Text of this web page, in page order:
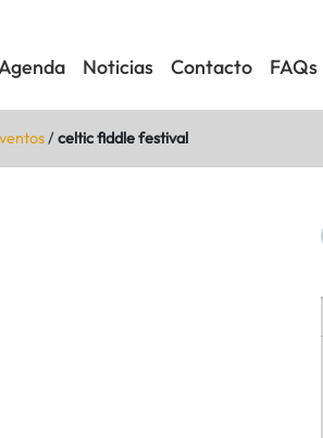
Noticias Contacto FAQs
/celtic fiddle festival